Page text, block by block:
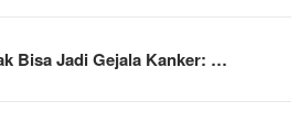
Bisa Jadi Gejala Kanker: …